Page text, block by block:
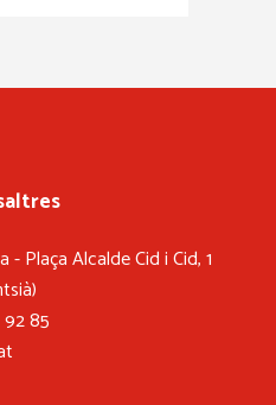
Plaça Alcalde Cid i Cid, 1
92 85